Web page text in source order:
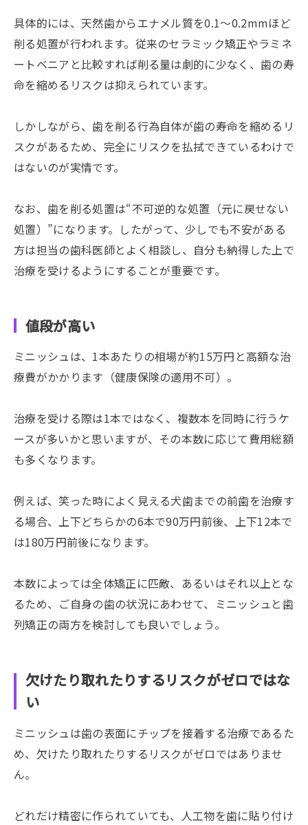
具体的には、天然歯からエナメル質を0.1〜0.2mmほど
削る処置が行われます。従来のセラミック矯正やラミネ
ートベニアと比較すれば削る量は劇的に少なく、歯の寿
命を縮めるリスクは抑えられています。
しかしながら、歯を削る行為自体が歯の寿命を縮めるリ
スクがあるため、完全にリスクを払拭できているわけで
はないのが実情です。
なお、歯を削る処置は“不可逆的な処置（元に戻せない
処置）”になります。したがって、少しでも不安がある
方は担当の歯科医師とよく相談し、自分も納得した上で
治療を受けるようにすることが重要です。
値段が高い
ミニッシュは、1本あたりの相場が約15万円と高額な治
療費がかかります（健康保険の適用不可）。
治療を受ける際は1本ではなく、複数本を同時に行うケ
ースが多いかと思いますが、その本数に応じて費用総額
も多くなります。
例えば、笑った時によく見える犬歯までの前歯を治療す
る場合、上下どちらかの6本で90万円前後、上下12本で
は180万円前後になります。
本数によっては全体矯正に匹敵、あるいはそれ以上とな
るため、ご自身の歯の状況にあわせて、ミニッシュと歯
列矯正の両方を検討しても良いでしょう。
欠けたり取れたりするリスクがゼロではな
い
ミニッシュは歯の表面にチップを接着する治療であるた
め、欠けたり取れたりするリスクがゼロではありませ
ん。
どれだけ精密に作られていても、人工物を歯に貼り付け